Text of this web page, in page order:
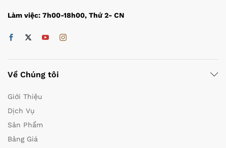
Làm việc: 7h00-18h00, Thứ 2- CN
Về Chúng tôi
Giới Thiệu
Dịch Vụ
Sản Phẩm
Bảng Giá